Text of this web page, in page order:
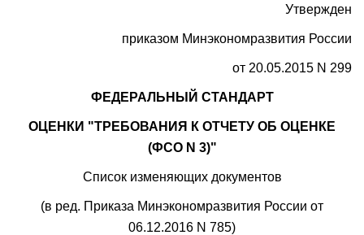
Утвержден
приказом Минэкономразвития России
от 20.05.2015 N 299
ФЕДЕРАЛЬНЫЙ СТАНДАРТ
ОЦЕНКИ "ТРЕБОВАНИЯ К ОТЧЕТУ ОБ ОЦЕНКЕ
(ФСО N 3)"
Список изменяющих документов
(в ред. Приказа Минэкономразвития России от
06.12.2016 N 785)